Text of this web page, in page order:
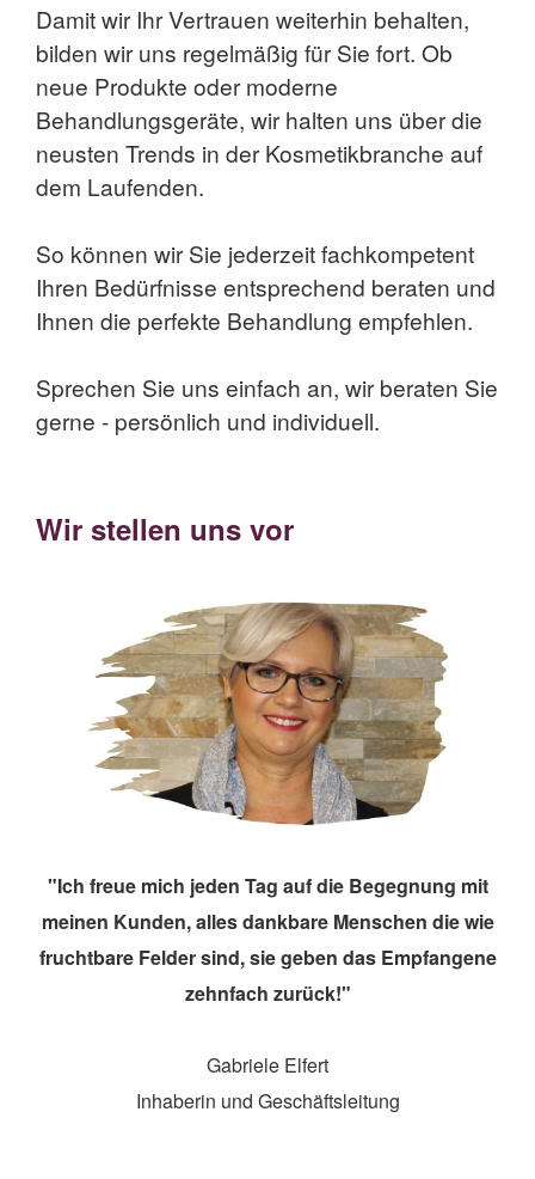
Damit wir Ihr Vertrauen weiterhin behalten,
bilden wir uns regelmäßig für Sie fort. Ob
neue Produkte oder moderne
Behandlungsgeräte, wir halten uns über die
neusten Trends in der Kosmetikbranche auf
dem Laufenden.
So können wir Sie jederzeit fachkompetent
Ihren Bedürfnisse entsprechend beraten und
Ihnen die perfekte Behandlung empfehlen.
Sprechen Sie uns einfach an, wir beraten Sie
gerne - persönlich und individuell.
Wir stellen uns vor
"Ich freue mich jeden Tag auf die Begegnung mit
meinen Kunden, alles dankbare Menschen die wie
fruchtbare Felder sind, sie geben das Empfangene
zehnfach zurück!"
Gabriele Elfert
Inhaberin und Geschäftsleitung